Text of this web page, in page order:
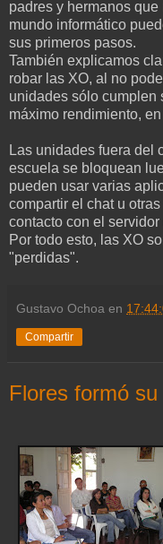
padres y hermanos
mundo informático
sus primeros pasos.
También explicamos
robar las XO, al no
unidades sólo cumplen
máximo rendimiento,
Las unidades fuera del
escuela se bloquean
pueden usar varias
compartir el chat u
contacto con el
Por todo esto, las XO
"perdidas".
Gustavo Ochoa en
Compartir
Flores formó